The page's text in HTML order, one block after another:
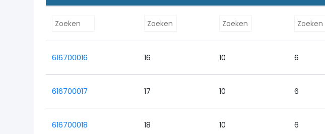
616700016 16 10 6
616700017 17 10 6
616700018 18 10 6